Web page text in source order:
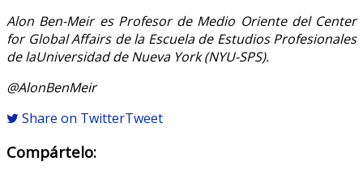
Alon Ben-Meir es Profesor de Medio Oriente del Center
for Global Affairs de la Escuela de Estudios Profesionales
de laUniversidad de Nueva York (NYU-SPS).
@AlonBenMeir
Share on TwitterTweet
Compártelo: